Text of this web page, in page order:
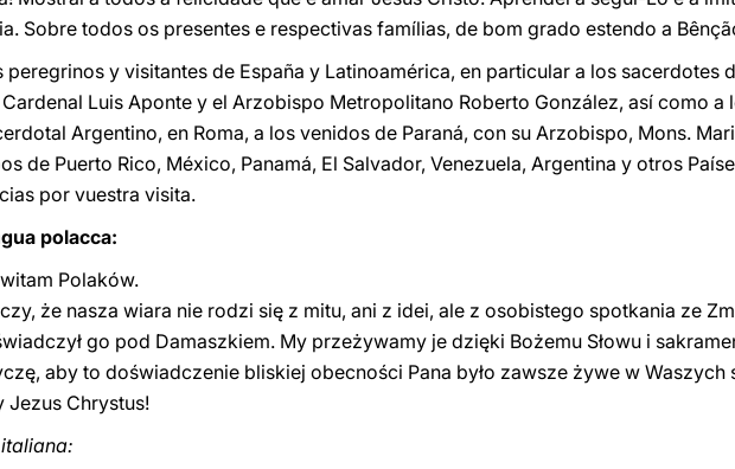
Sobre todos os presentes e respectivas famílias, de bom grado estendo a
peregrinos y visitantes de España y Latinoamérica, en particular a los sacerdotes
Luis Aponte y el Arzobispo Metropolitano Roberto González, así como a
Argentino, en Roma, a los venidos de Paraná, con su Arzobispo, Mons.
de Puerto Rico, México, Panamá, El Salvador, Venezuela, Argentina y otros
por vuestra visita.
polacca:
Polaków.
że nasza wiara nie rodzi się z mitu, ani z idei, ale z osobistego spotkania ze
go pod Damaszkiem. My przeżywamy je dzięki Bożemu Słowu i
aby to doświadczenie bliskiej obecności Pana było zawsze żywe w Waszych
Jezus Chrystus!